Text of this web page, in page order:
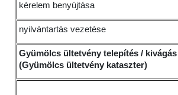
kérelem benyújtása
nyilvántartás vezetése
Gyümölcs ültetvény telepítés / kivágás
(Gyümölcs ültetvény kataszter)